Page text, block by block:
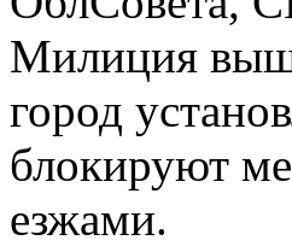
Милиция
город
блокируют
езжами.